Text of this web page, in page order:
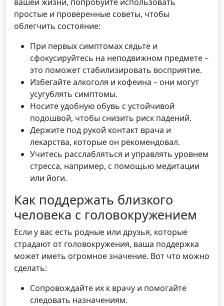
простые и проверенные советы, чтобы
облегчить состояние:
При первых симптомах сядьте и
сфокусируйтесь на неподвижном предмете –
это поможет стабилизировать восприятие.
Избегайте алкоголя и кофеина – они могут
усугублять симптомы.
Носите удобную обувь с устойчивой
подошвой, чтобы снизить риск падений.
Держите под рукой контакт врача и
лекарства, которые он рекомендовал.
Учитесь расслабляться и управлять уровнем
стресса, например, с помощью медитации
или йоги.
Как поддержать близкого
человека с головокружением
Если у вас есть родные или друзья, которые
страдают от головокружения, ваша поддержка
может иметь огромное значение. Вот что можно
сделать:
Сопровождайте их к врачу и помогайте
следовать назначениям.